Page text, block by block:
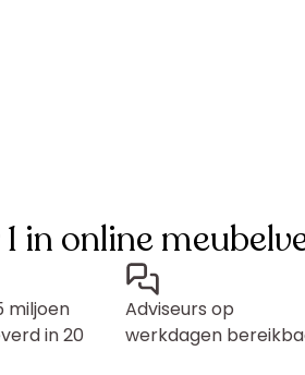
in online
miljoen
in 20
Adviseurs op
werkdagen